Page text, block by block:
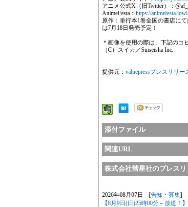
アニメ公式X（旧Twitter）：
AnimeFesta： https://
原作：単行本1巻全国の書店に
は7月18日発売予定！
＊画像を使用の際は、下記のコ
（C）スイカ／Suiseisha Inc.
提供元： valuepressプレスリリー
添付ファイル
関連URL
株式会社彗星社のプレス
2026年08月07日 [告知・募集]
【8月9日(日)25時00分～放送！